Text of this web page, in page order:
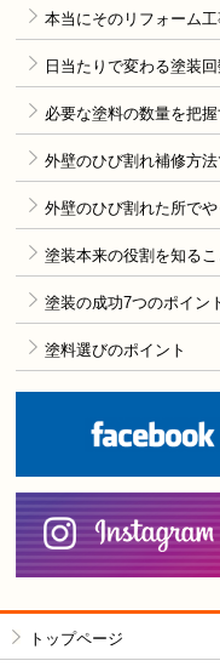
本当にそのリフォーム
日当たりで変わる塗装
必要な塗料の数量を把
外壁のひび割れ補修方
外壁のひび割れた所で
塗装本来の役割を知る
塗装の成功7つのポイン
塗料選びのポイント
トップページ